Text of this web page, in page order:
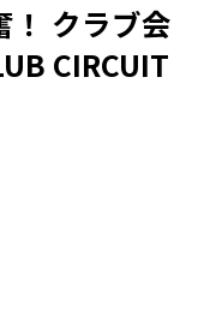
！ クラブ会
CIRCUIT